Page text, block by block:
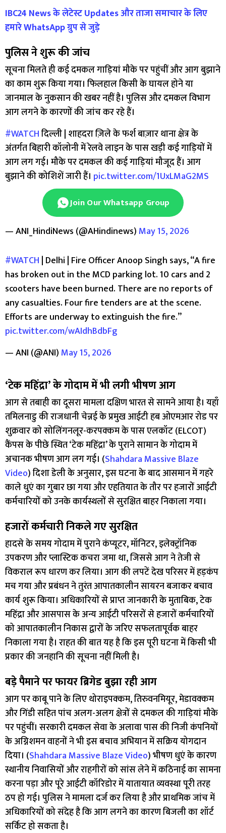
IBC24 News के लेटेस्ट Updates और ताजा समाचार के लिए
हमारे WhatsApp ग्रुप से जुड़े
पुलिस ने शुरू की जांच
सूचना मिलते ही कई दमकल गाड़ियां मौके पर पहुंचीं और आग बुझाने
का काम शुरू किया गया। फिलहाल किसी के घायल होने या
जानमाल के नुकसान की खबर नहीं है। पुलिस और दमकल विभाग
आग लगने के कारणों की जांच कर रहे हैं।
#WATCHदिल्ली | शाहदरा ज़िले के फर्श बाज़ार थाना क्षेत्र के
अंतर्गत बिहारी कॉलोनी में रेलवे लाइन के पास खड़ी कई गाड़ियों में
आग लग गई। मौके पर दमकल की कई गाड़ियां मौजूद हैं। आग
बुझाने की कोशिशें जारी हैं। pic.twitter.com/1UxLMaG2MS
Join Our Whatsapp Group
— ANI_HindiNews (@AHindinews) May 15, 2026
#WATCH | Delhi | Fire Officer Anoop Singh says, “A fire
has broken out in the MCD parking lot. 10 cars and 2
scooters have been burned. There are no reports of
any casualties. Four fire tenders are at the scene.
Efforts are underway to extinguish the fire.”
pic.twitter.com/wAIdhBdbFg
— ANI (@ANI) May 15, 2026
‘टेक महिंद्रा’ के गोदाम में भी लगी भीषण आग
आग से तबाही का दूसरा मामला दक्षिण भारत से सामने आया है। यहाँ
तमिलनाडु की राजधानी चेन्नई के प्रमुख आईटी हब ओएमआर रोड पर
शुक्रवार को सोलिंगनलूर-करपक्कम के पास एलकॉट (ELCOT)
कैंपस के पीछे स्थित ‘टेक महिंद्रा’ के पुराने सामान के गोदाम में
अचानक भीषण आग लग गई। (Shahdara Massive Blaze
Video) दिशा डेली के अनुसार, इस घटना के बाद आसमान में गहरे
काले धुएं का गुबार छा गया और एहतियात के तौर पर हजारों आईटी
कर्मचारियों को उनके कार्यस्थलों से सुरक्षित बाहर निकाला गया।
हजारों कर्मचारी निकले गए सुरक्षित
हादसे के समय गोदाम में पुराने कंप्यूटर, मॉनिटर, इलेक्ट्रॉनिक
उपकरण और प्लास्टिक कचरा जमा था, जिससे आग ने तेजी से
विकराल रूप धारण कर लिया। आग की लपटें देख परिसर में हड़कंप
मच गया और प्रबंधन ने तुरंत आपातकालीन सायरन बजाकर बचाव
कार्य शुरू किया। अधिकारियों से प्राप्त जानकारी के मुताबिक, टेक
महिंद्रा और आसपास के अन्य आईटी परिसरों से हजारों कर्मचारियों
को आपातकालीन निकास द्वारों के जरिए सफलतापूर्वक बाहर
निकाला गया है। राहत की बात यह है कि इस पूरी घटना में किसी भी
प्रकार की जनहानि की सूचना नहीं मिली है।
बड़े पैमाने पर फायर ब्रिगेड बुझा रही आग
आग पर काबू पाने के लिए थोराइपक्कम, तिरुवनमियूर, मेडावक्कम
और गिंडी सहित पांच अलग-अलग क्षेत्रों से दमकल की गाड़ियां मौके
पर पहुंचीं। सरकारी दमकल सेवा के अलावा पास की निजी कंपनियों
के अग्निशमन वाहनों ने भी इस बचाव अभियान में सक्रिय योगदान
दिया। (Shahdara Massive Blaze Video) भीषण धुएं के कारण
स्थानीय निवासियों और राहगीरों को सांस लेने में कठिनाई का सामना
करना पड़ा और पूरे आईटी कॉरिडोर में यातायात व्यवस्था पूरी तरह
ठप हो गई। पुलिस ने मामला दर्ज कर लिया है और प्राथमिक जांच में
अधिकारियों को संदेह है कि आग लगने का कारण बिजली का शॉर्ट
सर्किट हो सकता है।